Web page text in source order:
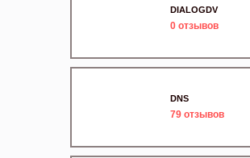
DIALOGDV
0 отзывов
DNS
79 отзывов